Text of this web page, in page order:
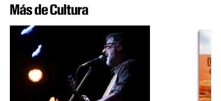
Más de Cultura